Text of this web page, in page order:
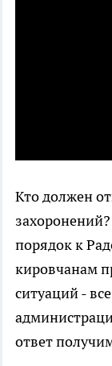
Кто должен
порядок к
кировчанам
ситуаций -
ответ